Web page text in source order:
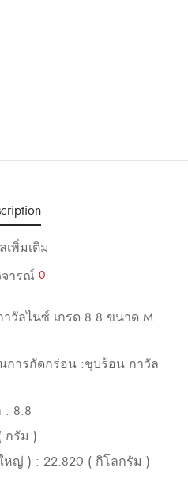
พิ่มเติม
ารณ์ 0
วัลไนซ์ เกรด 8.8 ขนาด M
การกัดกร่อน :ชุบร้อน กาวัล
: 8.8
กรัม )
ญ่ ) : 22.820 ( กิโลกรัม )